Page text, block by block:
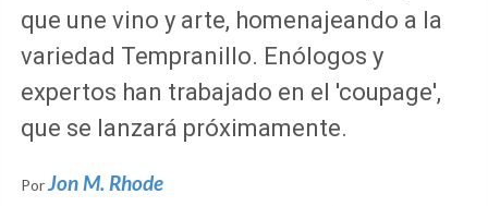
que une vino y arte, homenajeando a la
variedad Tempranillo. Enólogos y
expertos han trabajado en el 'coupage',
que se lanzará próximamente.
PorJon M. Rhode